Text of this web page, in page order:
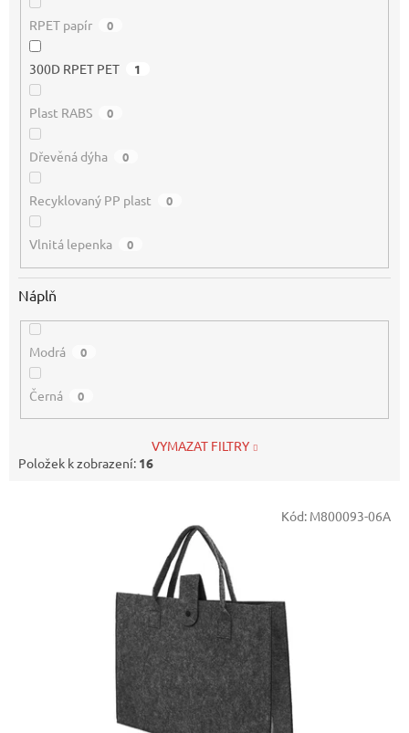
RPET papír 0
300D RPET PET 1
Plast RABS 0
Dřevěná dýha 0
Recyklovaný PP plast 0
Vlnitá lepenka 0
Náplň
Modrá 0
Černá 0
VYMAZAT FILTRY
Položek k zobrazení: 16
Kód: M800093-06A